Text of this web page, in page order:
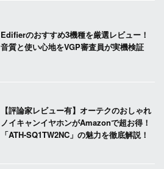
Edifierのおすすめ3機種を厳選レビュー！
音質と使い心地をVGP審査員が実機検証
【評論家レビュー有】オーテクのおしゃれ
ノイキャンイヤホンがAmazonで超お得！
「ATH-SQ1TW2NC」の魅力を徹底解説！